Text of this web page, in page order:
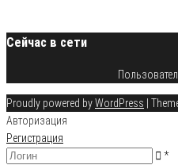
Сейчас в сети
Proudly powered byWordPress
Авторизация
Регистрация
*